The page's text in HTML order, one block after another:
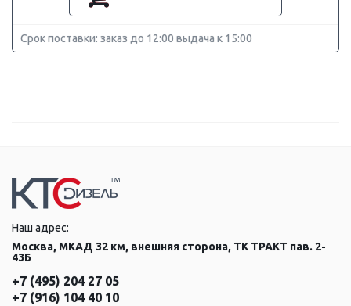
Срок поставки: заказ до 12:00 выдача к 15:00
Наш адрес:
Москва, МКАД 32 км, внешняя сторона, ТК ТРАКТ пав. 2-
43Б
+7 (495) 204 27 05
+7 (916) 104 40 10